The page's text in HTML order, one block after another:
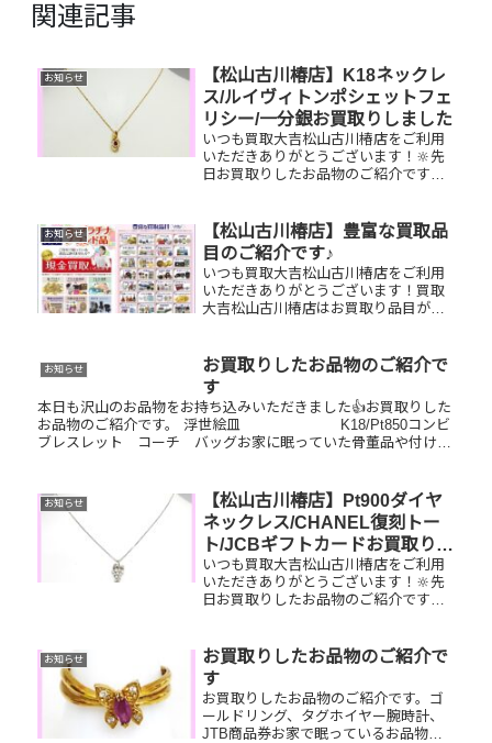
関連記事
お知らせ
【松山古川椿店】K18ネックレ
ス/ルイヴィトンポシェットフェ
リシー/一分銀お買取りしました
いつも買取大吉松山古川椿店をご利用
いただきありがとうございます！🔆先
日お買取りしたお品物のご紹介です。
るお品物はございませんか？ぜひ買取
大吉松山古川椿店にお査定させ...
お知らせ
【松山古川椿店】豊富な買取品
目のご紹介です♪
いつも買取大吉松山古川椿店をご利用
いただきありがとうございます！買取
大吉松山古川椿店はお買取り品目が豊
断られたものや、片手でお持ちいただ
けるものならお買取りできるお品が...
お知らせ
お買取りしたお品物のご紹介で
す
本日も沢山のお品物をお持ち込みいただきました👍お買取りした
お品物のご紹介です。 浮世絵皿 K18/Pt850コンビ
ブレスレット コーチ バッグお家に眠っていた骨董品や付けて
お知らせ
【松山古川椿店】Pt900ダイヤ
ネックレス/CHANEL復刻トー
ト/JCBギフトカードお買取りし
ました
いつも買取大吉松山古川椿店をご利用
いただきありがとうございます！🔆先
日お買取りしたお品物のご紹介です。
いるお品物はございませんか？ぜひ買
取大吉松山古川椿店に...
お知らせ
お買取りしたお品物のご紹介で
す
お買取りしたお品物のご紹介です。ゴ
ールドリング、タグホイヤー腕時計、
JTB商品券お家で眠っているお品物が